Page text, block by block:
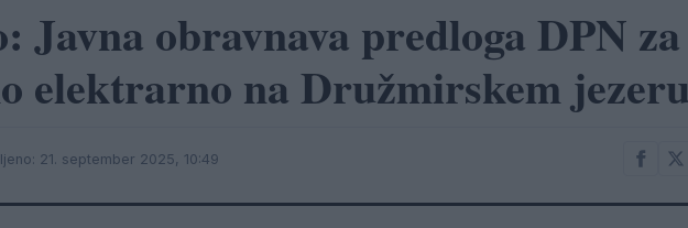
Javna obravnava predloga DPN za
elektrarno na Družmirskem
21. september 2025, 10:49